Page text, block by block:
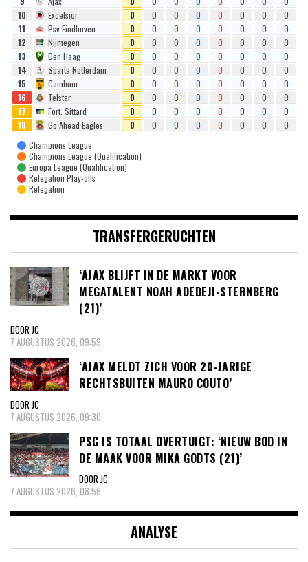
10
Excelsior 0 0 0 0 0 0 0
0
11
Psv Eindhoven 0 0 0 0 0 0 0
0
12
Nijmegen 0 0 0 0 0 0 0
0
13
Den Haag 0 0 0 0 0 0 0
0
14
Sparta Rotterdam 0 0 0 0 0 0 0
0
15
Cambuur 0 0 0 0 0 0 0
0
16
Telstar 0 0 0 0 0 0 0
0
17
Fort. Sittard 0 0 0 0 0 0 0
0
18
Go Ahead Eagles 0 0 0 0 0 0 0
0
Champions League
Champions League (Qualification)
Europa League (Qualification)
Relegation Play-offs
Relegation
TRANSFERGERUCHTEN
‘AJAX BLIJFT IN DE MARKT VOOR
MEGATALENT NOAH ADEDEJI-STERNBERG
(21)’
DOOR JC
7 AUGUSTUS 2026, 09:59
‘AJAX MELDT ZICH VOOR 20-JARIGE
RECHTSBUITEN MAURO COUTO’
DOOR JC
7 AUGUSTUS 2026, 09:30
PSG IS TOTAAL OVERTUIGT: ‘NIEUW BOD IN
DE MAAK VOOR MIKA GODTS (21)’
DOOR JC
7 AUGUSTUS 2026, 08:56
ANALYSE